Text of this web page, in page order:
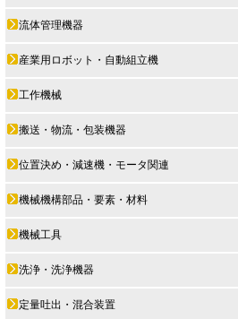
流体管理機器
産業用ロボット・自動組立機
工作機械
搬送・物流・包装機器
位置決め・減速機・モータ関連
機械機構部品・要素・材料
機械工具
洗浄・洗浄機器
定量吐出・混合装置